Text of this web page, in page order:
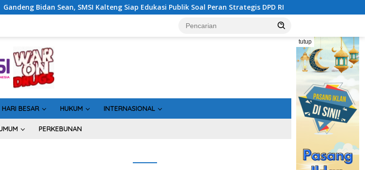
Sean, SMSI Kalteng Siap Edukasi Publik Soal Peran Strategis DPD RI Sinergi Perang Melawan
tutup
HARI BESAR HUKUM INTERNASIONAL
PERKEBUNAN